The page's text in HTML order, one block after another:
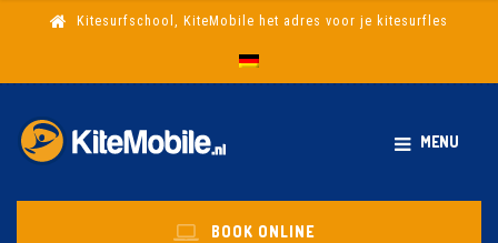
Kitesurfschool, KiteMobile het adres voor je kitesurfles
MENU
BOOK ONLINE